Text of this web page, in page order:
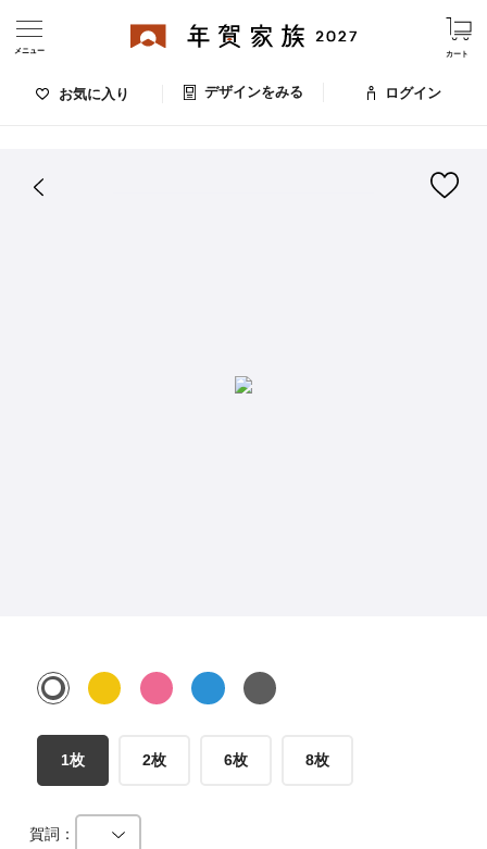
お気に入り デザインをみる
カート
ログイン
メニュー
デザインをみる
お問い合わせ
1枚 2枚 6枚 8枚
賀詞：